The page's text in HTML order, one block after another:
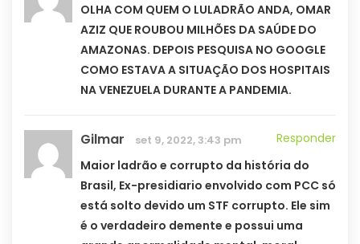
OLHA COM QUEM O LULADRÃO ANDA, OMAR
AZIZ QUE ROUBOU MILHÕES DA SAÚDE DO
AMAZONAS. DEPOIS PESQUISA NO GOOGLE
COMO ESTAVA A SITUAÇÃO DOS HOSPITAIS
NA VENEZUELA DURANTE A PANDEMIA.
Gilmar set 9, 2022, 3:43 pm
Responder
Maior ladrão e corrupto da história do
Brasil, Ex-presidiario envolvido com PCC só
está solto devido um STF corrupto. Ele sim
é o verdadeiro demente e possui uma